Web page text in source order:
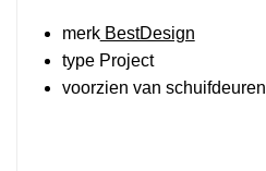
merkBestDesign
type Project
voorzien van schuifdeuren